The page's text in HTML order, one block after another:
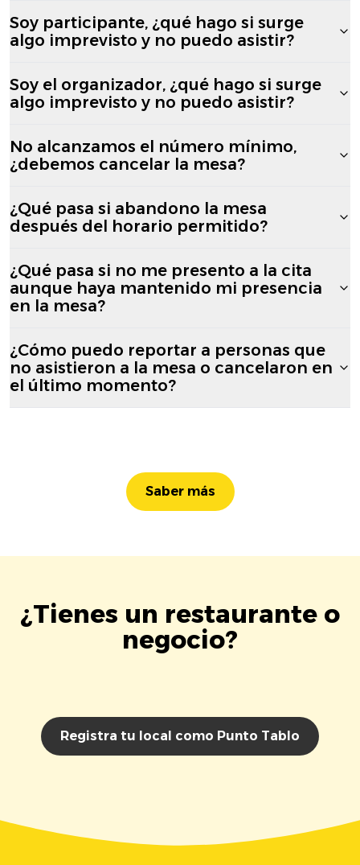
Soy participante, ¿qué hago si surge
algo imprevisto y no puedo asistir?
Soy el organizador, ¿qué hago si surge
algo imprevisto y no puedo asistir?
No alcanzamos el número mínimo,
¿debemos cancelar la mesa?
¿Qué pasa si abandono la mesa
después del horario permitido?
¿Qué pasa si no me presento a la cita
aunque haya mantenido mi presencia
en la mesa?
¿Cómo puedo reportar a personas que
no asistieron a la mesa o cancelaron en
el último momento?
Saber más
¿Tienes un restaurante o
negocio?
Registra tu local como Punto Tablo